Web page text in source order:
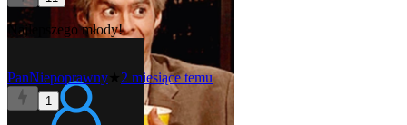
Najlepszego młody!
PanNiepoprawny 2 miesiące temu
1